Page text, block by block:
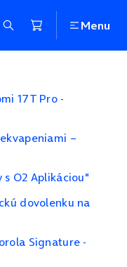
Menu
17T Pro -
–
O2 Aplikáciou"
dovolenku na
Signature -